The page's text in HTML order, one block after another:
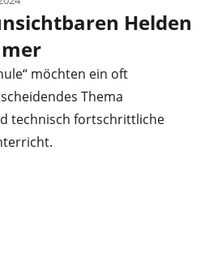
Helden
möchten ein oft
Thema
technisch fortschrittliche